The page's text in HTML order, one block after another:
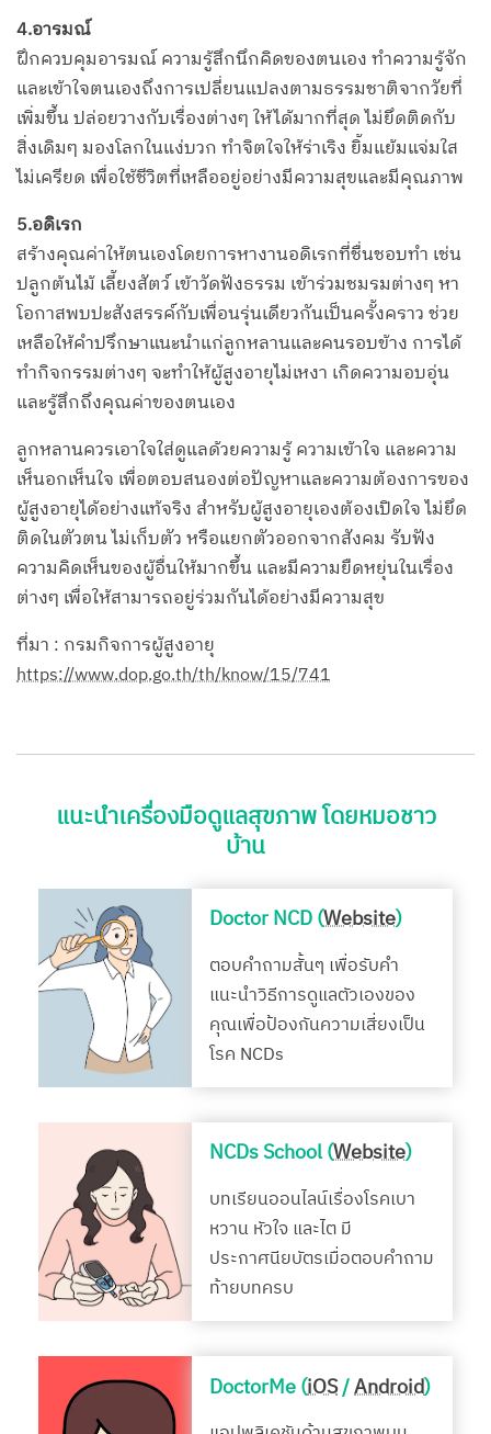
4.อารมณ์
ฝึกควบคุมอารมณ์ ความรู้สึกนึกคิดของตนเอง ทำความรู้จัก
และเข้าใจตนเองถึงการเปลี่ยนแปลงตามธรรมชาติจากวัยที่
เพิ่มขึ้น ปล่อยวางกับเรื่องต่างๆ ให้ได้มากที่สุด ไม่ยึดติดกับ
สิ่งเดิมๆ มองโลกในแง่บวก ทำจิตใจให้ร่าเริง ยิ้มแย้มแจ่มใส
ไม่เครียด เพื่อใช้ชีวิตที่เหลืออยู่อย่างมีความสุขและมีคุณภาพ
5.อดิเรก
สร้างคุณค่าให้ตนเองโดยการหางานอดิเรกที่ชื่นชอบทำ เช่น
ปลูกต้นไม้ เลี้ยงสัตว์ เข้าวัดฟังธรรม เข้าร่วมชมรมต่างๆ หา
โอกาสพบปะสังสรรค์กับเพื่อนรุ่นเดียวกันเป็นครั้งคราว ช่วย
เหลือให้คำปรึกษาแนะนำแก่ลูกหลานและคนรอบข้าง การได้
ทำกิจกรรมต่างๆ จะทำให้ผู้สูงอายุไม่เหงา เกิดความอบอุ่น
และรู้สึกถึงคุณค่าของตนเอง
ลูกหลานควรเอาใจใส่ดูแลด้วยความรู้ ความเข้าใจ และความ
เห็นอกเห็นใจ เพื่อตอบสนองต่อปัญหาและความต้องการของ
ผู้สูงอายุได้อย่างแท้จริง สำหรับผู้สูงอายุเองต้องเปิดใจ ไม่ยึด
ติดในตัวตน ไม่เก็บตัว หรือแยกตัวออกจากสังคม รับฟัง
ความคิดเห็นของผู้อื่นให้มากขึ้น และมีความยืดหยุ่นในเรื่อง
ต่างๆ เพื่อให้สามารถอยู่ร่วมกันได้อย่างมีความสุข
ที่มา : กรมกิจการผู้สูงอายุ
https://www.dop.go.th/th/know/15/741
แนะนำเครื่องมือดูแลสุขภาพ โดยหมอชาว
บ้าน
Doctor NCD (Website)
ตอบคำถามสั้นๆ เพื่อรับคำ
แนะนำวิธีการดูแลตัวเองของ
คุณเพื่อป้องกันความเสี่ยงเป็น
โรค NCDs
NCDs School (Website)
บทเรียนออนไลน์เรื่องโรคเบา
หวาน หัวใจ และไต มี
ประกาศนียบัตรเมื่อตอบคำถาม
ท้ายบทครบ
DoctorMe (iOS/Android)